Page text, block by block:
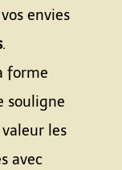
envies
.
forme
souligne
les
avec